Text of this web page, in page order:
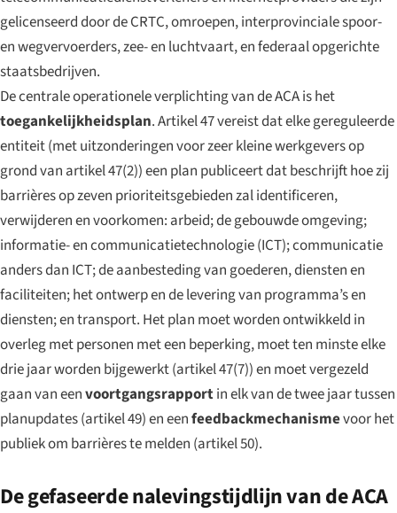
gelicenseerd door de CRTC, omroepen, interprovinciale spoor-
en wegvervoerders, zee- en luchtvaart, en federaal opgerichte
staatsbedrijven.
De centrale operationele verplichting van de ACA is het
toegankelijkheidsplan. Artikel 47 vereist dat elke gereguleerde
entiteit (met uitzonderingen voor zeer kleine werkgevers op
grond van artikel 47(2)) een plan publiceert dat beschrijft hoe zij
barrières op zeven prioriteitsgebieden zal identificeren,
verwijderen en voorkomen: arbeid; de gebouwde omgeving;
informatie- en communicatietechnologie (ICT); communicatie
anders dan ICT; de aanbesteding van goederen, diensten en
faciliteiten; het ontwerp en de levering van programma’s en
diensten; en transport. Het plan moet worden ontwikkeld in
overleg met personen met een beperking, moet ten minste elke
drie jaar worden bijgewerkt (artikel 47(7)) en moet vergezeld
gaan van eenvoortgangsrapportin elk van de twee jaar tussen
planupdates (artikel 49) en eenfeedbackmechanismevoor het
publiek om barrières te melden (artikel 50).
De gefaseerde nalevingstijdlijn van de ACA